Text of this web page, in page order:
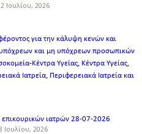
Ιουλίου, 2026
για την κάλυψη κενών και
και μη υπόχρεων προσωπικών
Κέντρα Υγείας, Κέντρα Υγείας,
Ιατρεία, Περιφερειακά Ιατρεία και
επικουρικών ιατρών 28-07-2026
Ιουλίου, 2026